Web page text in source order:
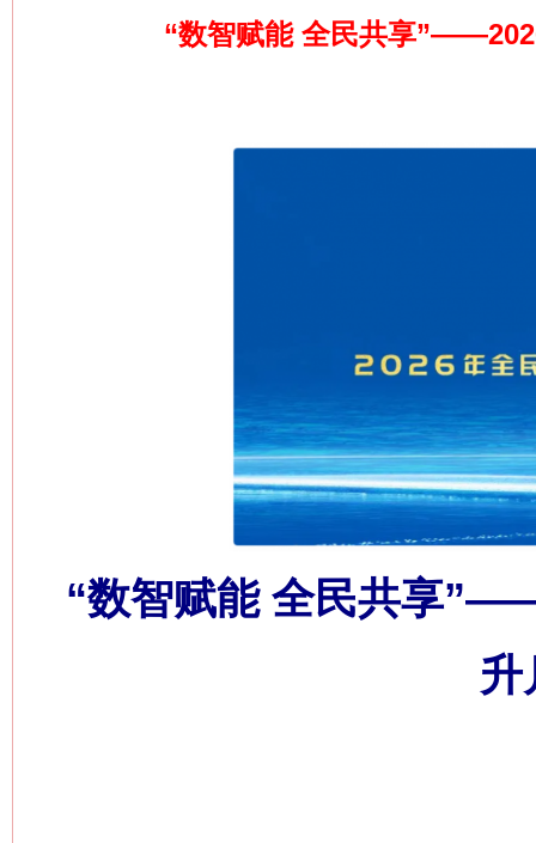
“数智赋能 全民共享
“数智赋能 全民共享
升